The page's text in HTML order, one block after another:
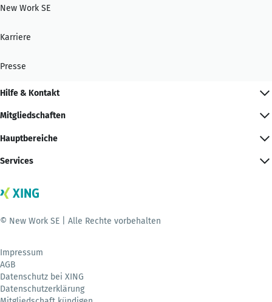
New Work SE
Karriere
Presse
Hilfe & Kontakt
Mitgliedschaften
Hauptbereiche
Services
© New Work SE | Alle Rechte vorbehalten
Impressum
AGB
Datenschutz bei XING
Datenschutzerklärung